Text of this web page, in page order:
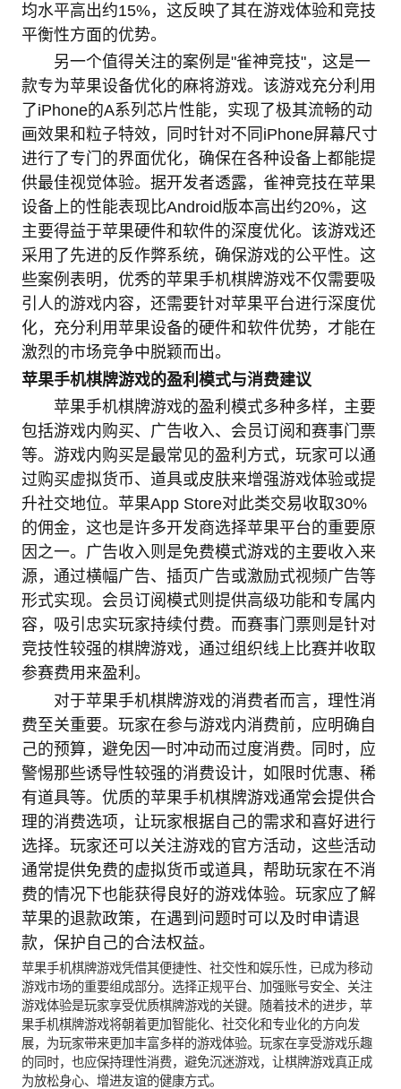
均水平高出约15%，这反映了其在游戏体验和竞技
平衡性方面的优势。
另一个值得关注的案例是"雀神竞技"，这是一
款专为苹果设备优化的麻将游戏。该游戏充分利用
了iPhone的A系列芯片性能，实现了极其流畅的动
画效果和粒子特效，同时针对不同iPhone屏幕尺寸
进行了专门的界面优化，确保在各种设备上都能提
供最佳视觉体验。据开发者透露，雀神竞技在苹果
设备上的性能表现比Android版本高出约20%，这
主要得益于苹果硬件和软件的深度优化。该游戏还
采用了先进的反作弊系统，确保游戏的公平性。这
些案例表明，优秀的苹果手机棋牌游戏不仅需要吸
引人的游戏内容，还需要针对苹果平台进行深度优
化，充分利用苹果设备的硬件和软件优势，才能在
激烈的市场竞争中脱颖而出。
苹果手机棋牌游戏的盈利模式与消费建议
苹果手机棋牌游戏的盈利模式多种多样，主要
包括游戏内购买、广告收入、会员订阅和赛事门票
等。游戏内购买是最常见的盈利方式，玩家可以通
过购买虚拟货币、道具或皮肤来增强游戏体验或提
升社交地位。苹果App Store对此类交易收取30%
的佣金，这也是许多开发商选择苹果平台的重要原
因之一。广告收入则是免费模式游戏的主要收入来
源，通过横幅广告、插页广告或激励式视频广告等
形式实现。会员订阅模式则提供高级功能和专属内
容，吸引忠实玩家持续付费。而赛事门票则是针对
竞技性较强的棋牌游戏，通过组织线上比赛并收取
参赛费用来盈利。
对于苹果手机棋牌游戏的消费者而言，理性消
费至关重要。玩家在参与游戏内消费前，应明确自
己的预算，避免因一时冲动而过度消费。同时，应
警惕那些诱导性较强的消费设计，如限时优惠、稀
有道具等。优质的苹果手机棋牌游戏通常会提供合
理的消费选项，让玩家根据自己的需求和喜好进行
选择。玩家还可以关注游戏的官方活动，这些活动
通常提供免费的虚拟货币或道具，帮助玩家在不消
费的情况下也能获得良好的游戏体验。玩家应了解
苹果的退款政策，在遇到问题时可以及时申请退
款，保护自己的合法权益。
苹果手机棋牌游戏凭借其便捷性、社交性和娱乐性，已成为移动
游戏市场的重要组成部分。选择正规平台、加强账号安全、关注
游戏体验是玩家享受优质棋牌游戏的关键。随着技术的进步，苹
果手机棋牌游戏将朝着更加智能化、社交化和专业化的方向发
展，为玩家带来更加丰富多样的游戏体验。玩家在享受游戏乐趣
的同时，也应保持理性消费，避免沉迷游戏，让棋牌游戏真正成
为放松身心、增进友谊的健康方式。